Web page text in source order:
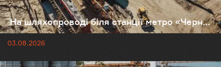
На шляхопроводі біля станції метро «Черн...
03.08.2026